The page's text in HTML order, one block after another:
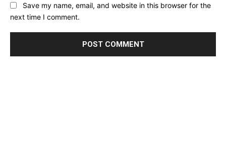
Save my name, email, and website in this browser for the
next time I comment.